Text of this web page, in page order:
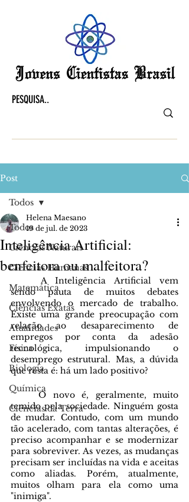
Post
Todos
Ciências Naturais
Ciências Humanas
Matemática
Ciências Exatas
Atualidades
Física
Biologia
Química
Ciências da Terra
Todos
Inteligência Artificial:
benfeitora ou malfeitora?
Helena Maesano
19 de jul. de 2023
sendo pauta de muitos debates
envolvendo o mercado de trabalho.
Existe uma grande preocupação com
relação ao desaparecimento de
empregos por conta da adesão
tecnológica, impulsionando o
desemprego estrutural. Mas, a dúvida
que resta é: há um lado positivo?
	O novo é, geralmente, muito
temido pela sociedade. Ninguém gosta
de mudar. Contudo, com um mundo
tão acelerado, com tantas alterações, é
preciso acompanhar e se modernizar
para sobreviver. As vezes, as mudanças
precisam ser incluídas na vida e aceitas
como aliadas. Porém, atualmente,
muitos olham para ela como uma
"inimiga".